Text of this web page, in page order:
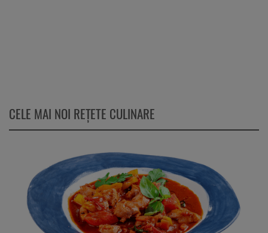
CELE MAI NOI REȚETE CULINARE